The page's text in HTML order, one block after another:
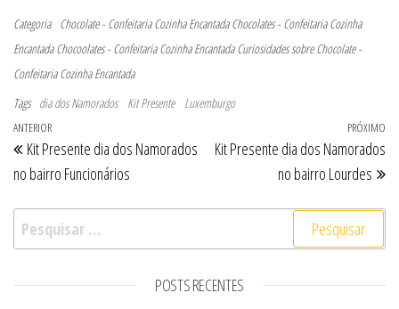
Categoria Chocolate - Confeitaria Cozinha Encantada Chocolates - Confeitaria Cozinha
Encantada Chocoolates - Confeitaria Cozinha Encantada Curiosidades sobre Chocolate -
Confeitaria Cozinha Encantada
Tags dia dos Namorados Kit Presente Luxemburgo
Navegação de Post
Post anterior
ANTERIOR
Kit Presente dia dos Namorados
no bairro Funcionários
PRÓXIMO
Kit Presente dia dos Namorados
no bairro Lourdes
Pesquisar por:
POSTS RECENTES